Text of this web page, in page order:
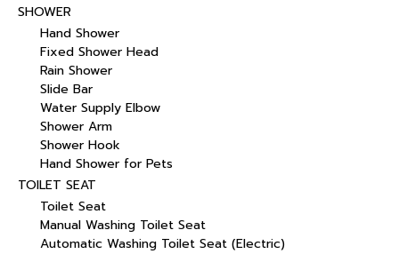
SHOWER
Hand Shower
Fixed Shower Head
Rain Shower
Slide Bar
Water Supply Elbow
Shower Arm
Shower Hook
Hand Shower for Pets
TOILET SEAT
Toilet Seat
Manual Washing Toilet Seat
Automatic Washing Toilet Seat (Electric)